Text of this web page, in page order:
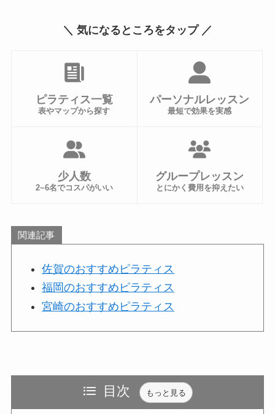
＼ 気になるところをタップ ／
ピラティス一覧
表やマップから探す
パーソナルレッスン
最短で効果を実感
少人数
2~6名でコスパがいい
グループレッスン
とにかく費用を抑えたい
関連記事
佐賀のおすすめピラティス
福岡のおすすめピラティス
宮崎のおすすめピラティス
目次 もっと見る